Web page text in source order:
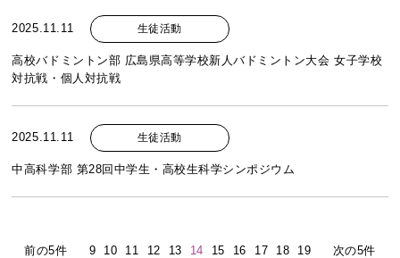
2025.11.11 生徒活動
高校バドミントン部 広島県高等学校新人バドミントン大会 女子学校
対抗戦・個人対抗戦
2025.11.11 生徒活動
中高科学部 第28回中学生・高校生科学シンポジウム
前の5件 9 10 11 12 13 14 15 16 17 18 19 次の5件